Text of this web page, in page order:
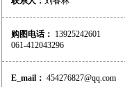
购图电话： 13925242601
061-412043296
E_mail： 454276827@qq.com